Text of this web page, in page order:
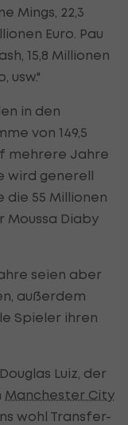
Mings, 22,3
Euro. Pau
15,8 Millionen
usw."
in den
von 149,5
mehrere Jahre
wird generell
die 55 Millionen
Moussa Diaby
seien aber
außerdem
Spieler ihren
Luiz, der
Manchester City
wohl Transfer-